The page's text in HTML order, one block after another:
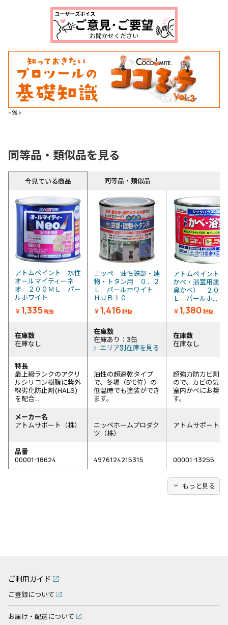
--%>
同等品・類似品を見る
今見ている商品 同等品・類似品
アトムペイント 水性
オールマイティーネ
オ ２００ＭＬ パー
ルホワイト
￥1,335税抜
ニッぺ 油性鉄部・建
物・トタン用 ０．２
Ｌ パールホワイト
ＨＵＢ１０...
￥1,416 税抜
アトムペイント
かべ・浴室用塗料
臭かべ） ２００
Ｌ パールホ...
￥1,380 税抜
在庫数
在庫なし
在庫数
在庫あり：3缶
エリア別在庫を見る
在庫数
在庫なし
特長
最上級ランクのアクリ
ルシリコン樹脂に紫外
線劣化防止剤(HALS)
を配合...
油性の超速乾タイプ
で、冬場（5℃位）の
低温時でも塗装ができ
ます。
超強力防カビ剤配
ので、カビの気に
室内かべにお奨め
す。
メーカー名
アトムサポート（株）
ニッペホームプロダク
ツ（株）
アトムサポート（
品番
00001-18624
4976124215315 00001-13255
expand_more もっと見る
ご利用ガイド
ご登録について
お届け・配送について